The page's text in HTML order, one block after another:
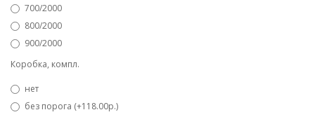
700/2000
800/2000
900/2000
Коробка, компл.
нет
без порога (+118.00р.)